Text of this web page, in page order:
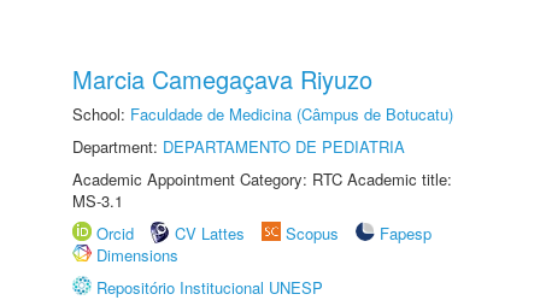
Marcia Camegaçava Riyuzo
School: Faculdade de Medicina (Câmpus de Botucatu)
Department: DEPARTAMENTO DE PEDIATRIA
Academic Appointment Category: RTC Academic title:
MS-3.1
Orcid
CV Lattes Scopus
Fapesp
Dimensions
Repositório Institucional UNESP